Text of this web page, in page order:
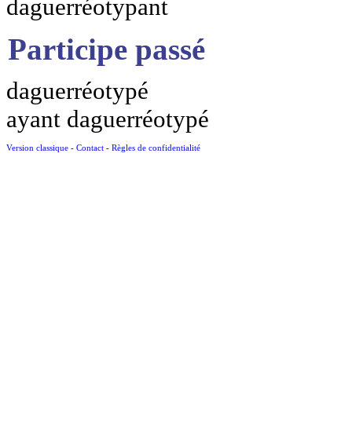
daguerréotypant
Participe passé
daguerréotypé
ayant daguerréotypé
Version classique - Contact - Règles de confidentialité